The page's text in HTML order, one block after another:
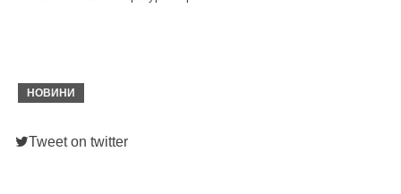
НОВИНИ
Tweet on twitter